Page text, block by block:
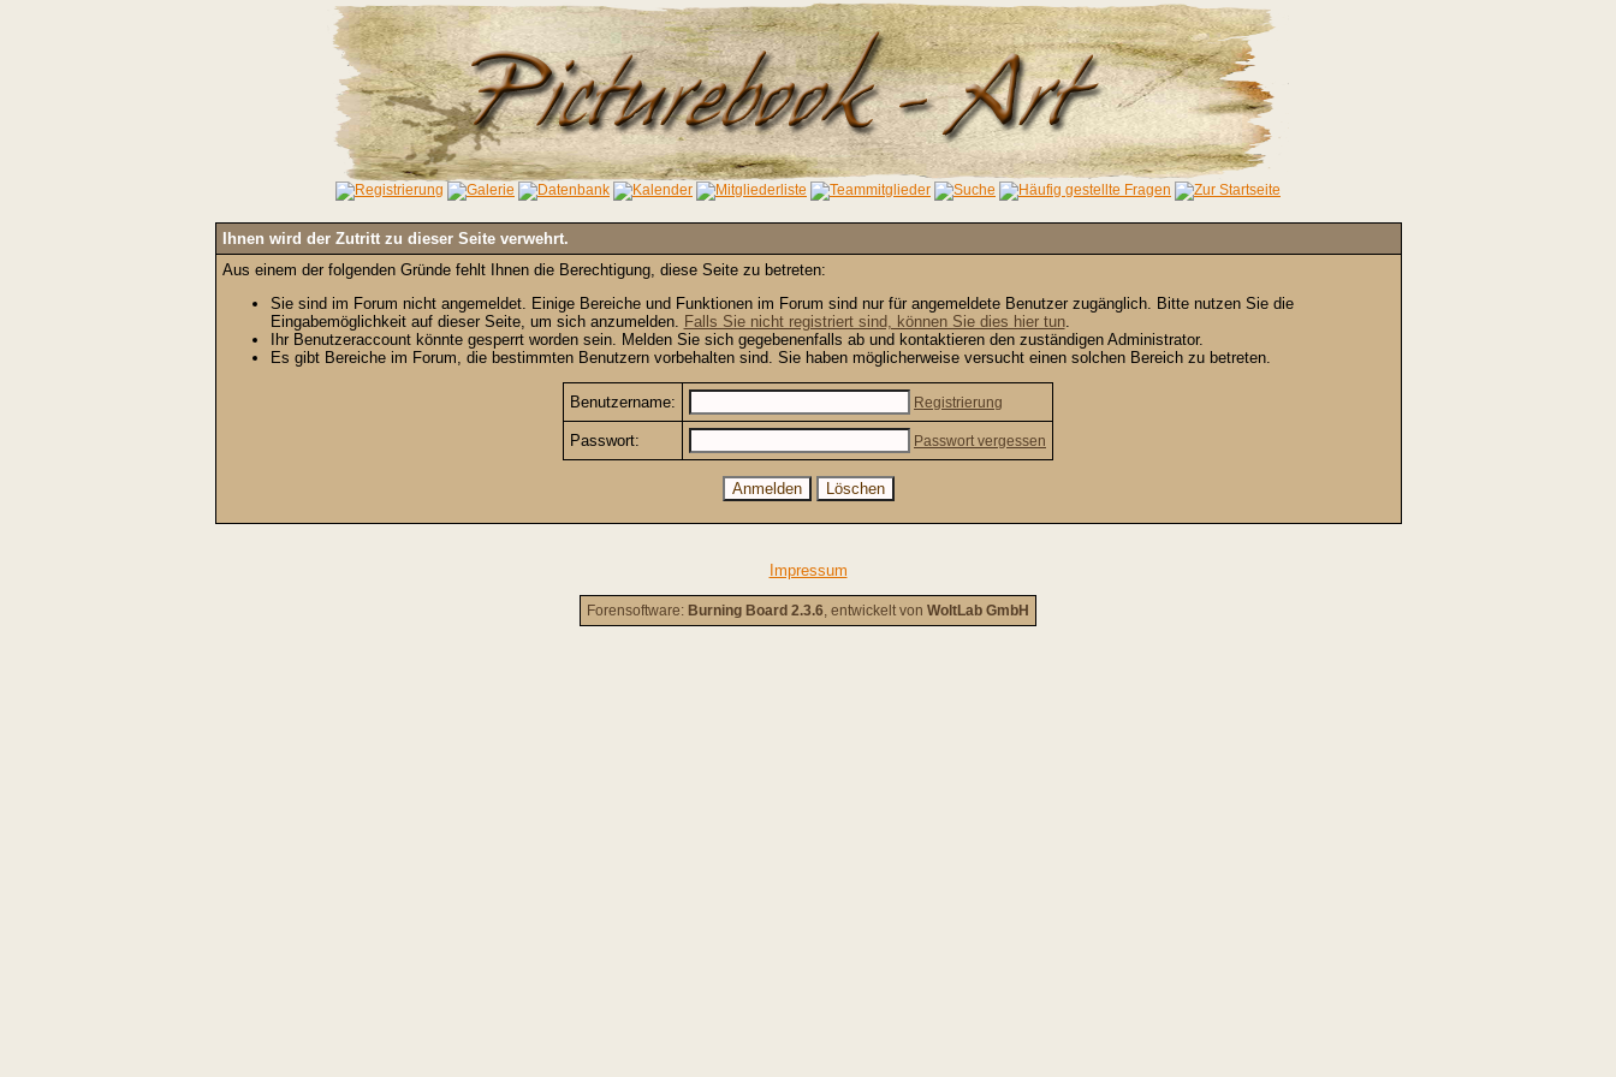
Ihnen wird der Zutritt zu dieser Seite verwehrt.
Aus einem der folgenden Gründe fehlt Ihnen die Berechtigung, diese Seite zu betreten:
Sie sind im Forum nicht angemeldet. Einige Bereiche und Funktionen im Forum sind nur für angemeldete Benutzer zugänglich. Bitte nutzen Sie die
Eingabemöglichkeit auf dieser Seite, um sich anzumelden. Falls Sie nicht registriert sind, können Sie dies hier tun.
Ihr Benutzeraccount könnte gesperrt worden sein. Melden Sie sich gegebenenfalls ab und kontaktieren den zuständigen Administrator.
Es gibt Bereiche im Forum, die bestimmten Benutzern vorbehalten sind. Sie haben möglicherweise versucht einen solchen Bereich zu betreten.
Benutzername: Registrierung
Passwort: Passwort vergessen
Impressum
Forensoftware: Burning Board 2.3.6, entwickelt von WoltLab GmbH